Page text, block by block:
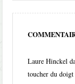
Laure Hinckel
toucher du